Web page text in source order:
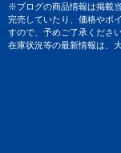
※ブログの商品情報は掲載
完売していたり、価格やポ
すので、予めご了承ください
在庫状況等の最新情報は、